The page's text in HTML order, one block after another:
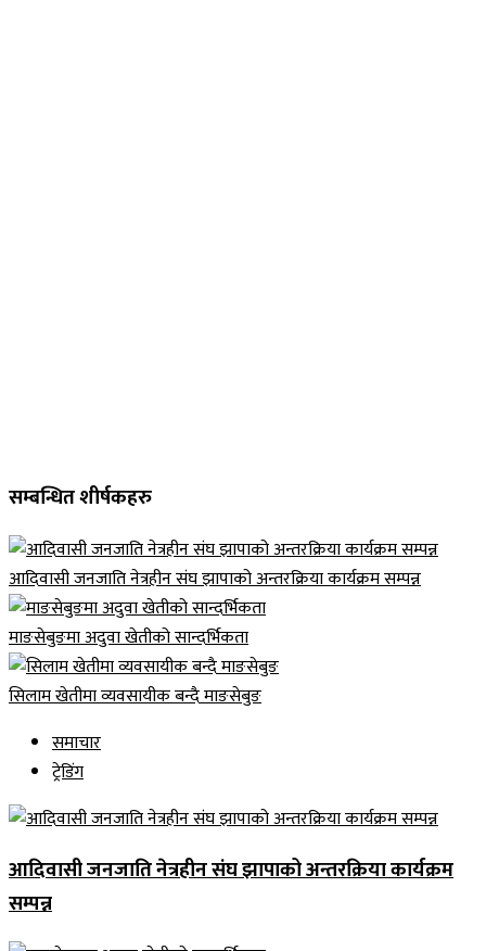
सम्बन्धित शीर्षकहरु
आदिवासी जनजाति नेत्रहीन संघ झापाको अन्तरक्रिया कार्यक्रम सम्पन्न
माङसेबुङमा अदुवा खेतीको सान्दर्भिकता
सिलाम खेतीमा व्यवसायीक बन्दै माङसेबुङ
समाचार
ट्रेडिंग
आदिवासी जनजाति नेत्रहीन संघ झापाको अन्तरक्रिया कार्यक्रम
सम्पन्न